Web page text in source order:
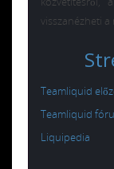
visszanézheti a
Teamliquid
Teamliquid
Liquipedia